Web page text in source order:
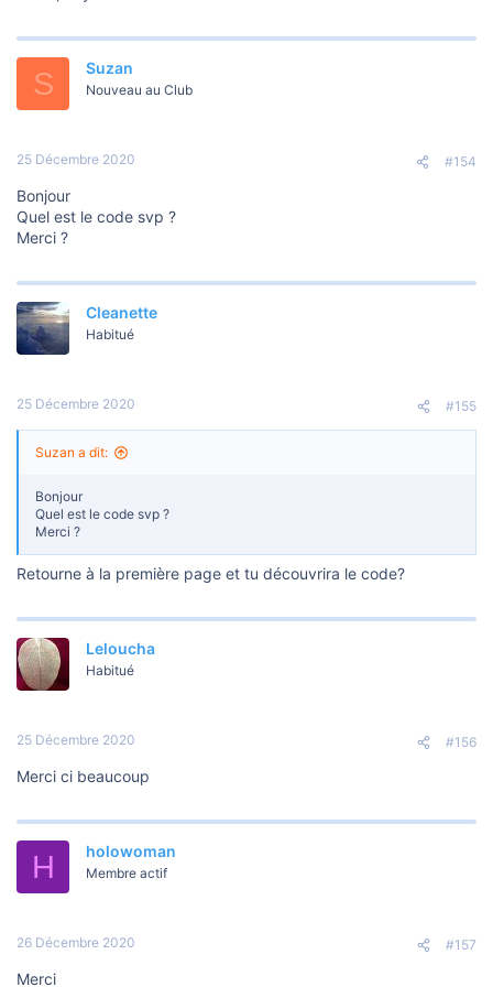
S Suzan
Nouveau au Club
25 Décembre 2020 #154
Bonjour
Quel est le code svp ?
Merci ?
Cleanette
Habitué
25 Décembre 2020 #155
Suzan a dit:
Bonjour
Quel est le code svp ?
Merci ?
Retourne à la première page et tu découvrira le code?
Leloucha
Habitué
25 Décembre 2020 #156
Merci ci beaucoup
H holowoman
Membre actif
26 Décembre 2020 #157
Merci